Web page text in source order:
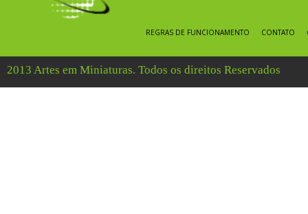
REGRAS DE FUNCIONAMENTO CONTATO
2013 Artes em Miniaturas. Todos os direitos Reservados